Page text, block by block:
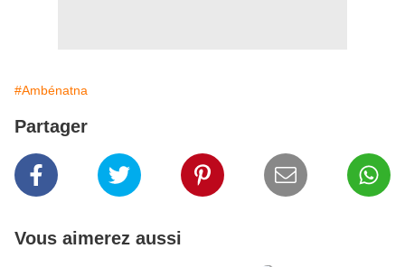
#Ambénatna
Partager
Vous aimerez aussi